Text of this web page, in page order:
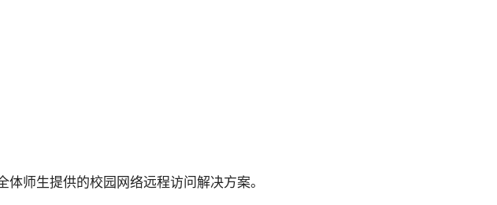
师生提供的校园网络远程访问解决方案。